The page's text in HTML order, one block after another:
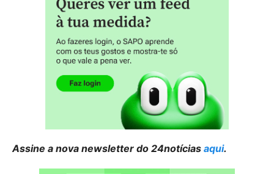
Assine a nova newsletter do 24notícias aqui.